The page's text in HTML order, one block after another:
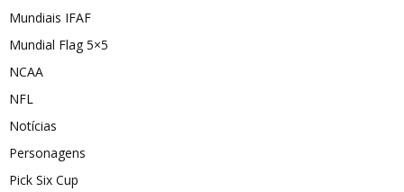
Mundiais IFAF
Mundial Flag 5×5
NCAA
NFL
Notícias
Personagens
Pick Six Cup